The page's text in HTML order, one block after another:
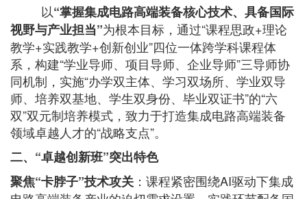
以“掌握集成电路高端装备核心技术、具备国际
视野与产业担当”为根本目标，通过“课程思政+理论
教学+实践教学+创新创业”四位一体跨学科课程体
系，构建“学业导师、项目导师、企业导师”三导师协
同机制，实施“办学双主体、学习双场所、学业双导
师、培养双基地、学生双身份、毕业双证书”的“六
双”双元制培养模式，致力于打造集成电路高端装备
领域卓越人才的“战略支点”。
二、“卓越创新班”突出特色
聚焦“卡脖子”技术攻关 ：课程紧密围绕AI驱动下集成